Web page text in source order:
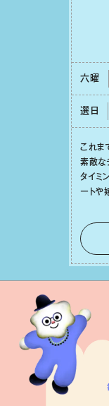
六曜
選日
これま
素敵な
タイミ
ートや
せに
踏み出
ざり
いきま